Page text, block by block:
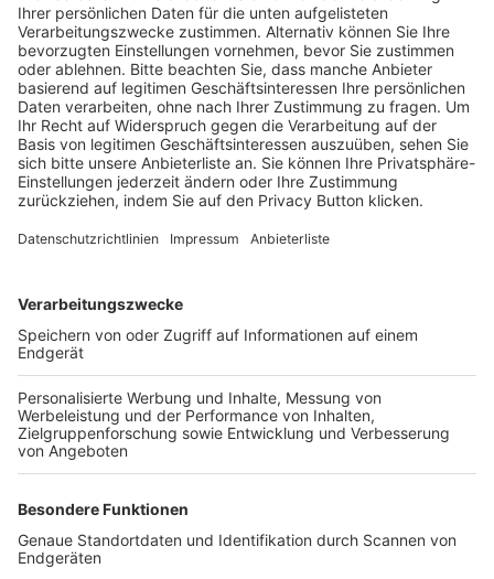
Trainerausbildung
Schulungsangebot Vereinsmitarbeiter
BFV-Geschäftsstellen
Trainerbörse
Login SpielPlus
FOLGE DEM BFV
TOP-VEREINE
TOP-PARTNER